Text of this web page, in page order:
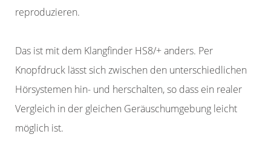
reproduzieren.
Das ist mit dem Klangfinder HS8/+ anders. Per
Knopfdruck lässt sich zwischen den unterschiedlichen
Hörsystemen hin- und herschalten, so dass ein realer
Vergleich in der gleichen Geräuschumgebung leicht
möglich ist.